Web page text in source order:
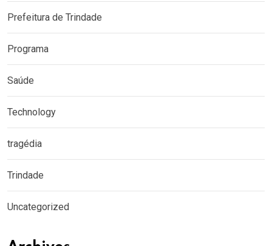
Prefeitura de Trindade
Programa
Saúde
Technology
tragédia
Trindade
Uncategorized